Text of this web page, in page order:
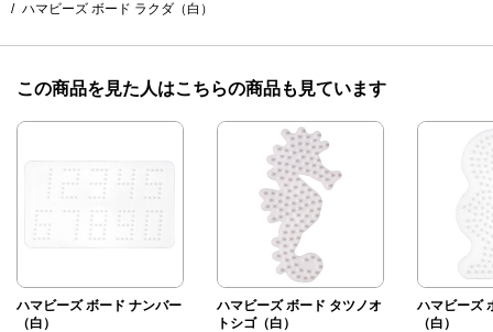
ハマビーズ ボード ラクダ（白）
この商品を見た人はこちらの商品も見ています
ハマビーズ ボード ナンバー
（白）
ハマビーズ ボード タツノオ
トシゴ（白）
ハマビーズ
（白）